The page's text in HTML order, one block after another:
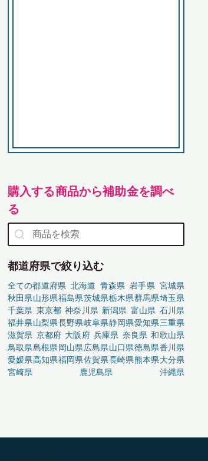
購入する商品から補助金を調べ
る
都道府県で絞り込む
全ての都道府県 北海道 青森県 岩手県 宮城県
秋田県山形県福島県茨城県栃木県群馬県埼玉県
千葉県 東京都 神奈川県 新潟県 富山県 石川県
福井県山梨県長野県岐阜県静岡県愛知県三重県
滋賀県 京都府 大阪府 兵庫県 奈良県 和歌山県
鳥取県島根県岡山県広島県山口県徳島県香川県
愛媛県高知県福岡県佐賀県長崎県熊本県大分県
宮崎県
鹿児島県 沖縄県